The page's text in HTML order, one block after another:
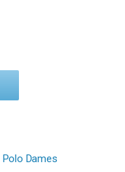
Polo Dames